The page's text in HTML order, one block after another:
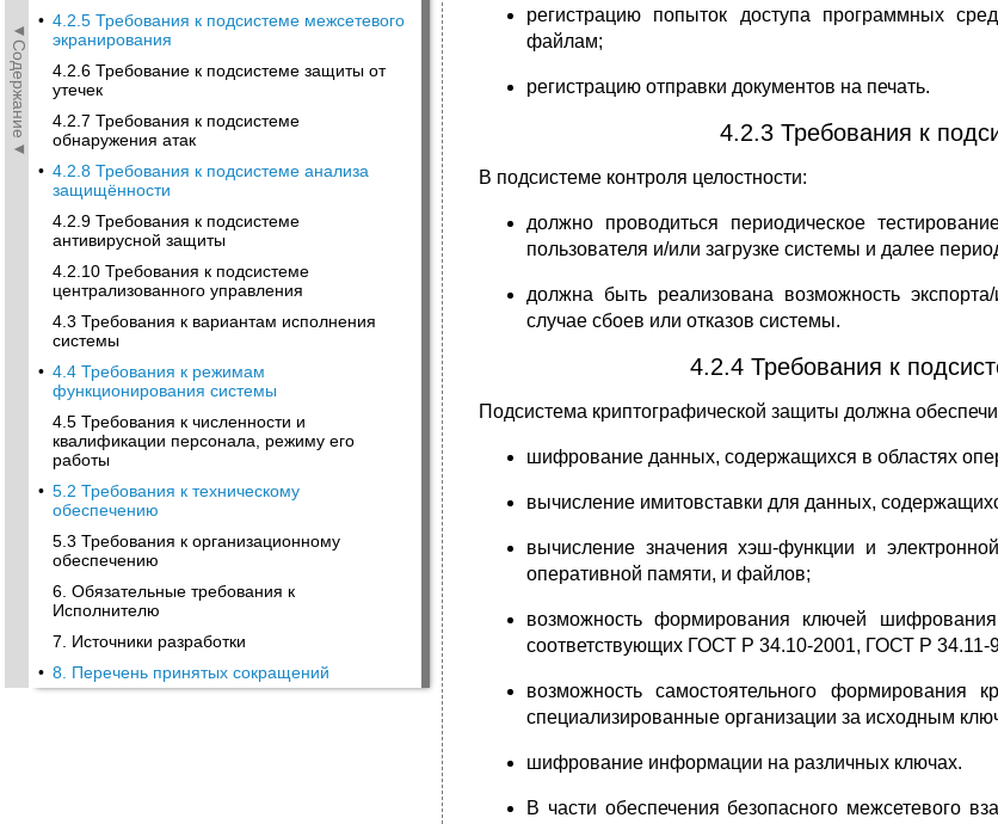
◄Содержание◄
• 4.2.5 Требования к подсистеме межсетевого
экранирования
4.2.6 Требование к подсистеме защиты от
утечек
4.2.7 Требования к подсистеме
обнаружения атак
• 4.2.8 Требования к подсистеме анализа
защищённости
4.2.9 Требования к подсистеме
антивирусной защиты
4.2.10 Требования к подсистеме
централизованного управления
4.3 Требования к вариантам исполнения
системы
• 4.4 Требования к режимам
функционирования системы
4.5 Требования к численности и
квалификации персонала, режиму его
работы
• 5.2 Требования к техническому
обеспечению
5.3 Требования к организационному
обеспечению
6. Обязательные требования к
Исполнителю
7. Источники разработки
• 8. Перечень принятых сокращений
регистрацию попыток доступа программных
файлам;
регистрацию отправки документов на печать.
4.2.3 Требования к
В подсистеме контроля целостности:
должно проводиться периодическое
пользователя и/или загрузке системы и далее
должна быть реализована возможность
случае сбоев или отказов системы.
4.2.4 Требования к
Подсистема криптографической защиты должна
шифрование данных, содержащихся в областях
вычисление имитовставки для данных,
вычисление значения хэш-функции и
оперативной памяти, и файлов;
возможность формирования ключей
соответствующих ГОСТ Р 34.10-2001, ГОСТ Р 34.11-
возможность самостоятельного формирования
специализированные организации за исходным
шифрование информации на различных ключах.
В части обеспечения безопасного межсетевого